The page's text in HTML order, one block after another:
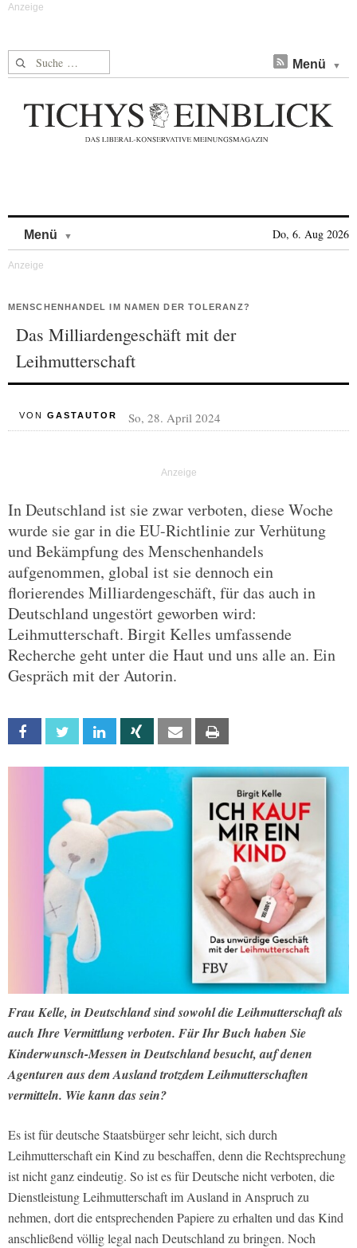
Suche nach: Menü
Menü Do, 6. Aug 2026
MENSCHENHANDEL IM NAMEN DER TOLERANZ?
Das Milliardengeschäft mit der
Leihmutterschaft
VON GASTAUTOR So, 28. April 2024
In Deutschland ist sie zwar verboten, diese Woche
wurde sie gar in die EU-Richtlinie zur Verhütung
und Bekämpfung des Menschenhandels
aufgenommen, global ist sie dennoch ein
florierendes Milliardengeschäft, für das auch in
Deutschland ungestört geworben wird:
Leihmutterschaft. Birgit Kelles umfassende
Recherche geht unter die Haut und uns alle an. Ein
Gespräch mit der Autorin.
Facebook Twitter Linkedin Xing Email
Frau Kelle, in Deutschland sind sowohl die Leihmutterschaft als
auch Ihre Vermittlung verboten. Für Ihr Buch haben Sie
Kinderwunsch-Messen in Deutschland besucht, auf denen
Agenturen aus dem Ausland trotzdem Leihmutterschaften
vermitteln. Wie kann das sein?
Es ist für deutsche Staatsbürger sehr leicht, sich durch
Leihmutterschaft ein Kind zu beschaffen, denn die Rechtsprechung
ist nicht ganz eindeutig. So ist es für Deutsche nicht verboten, die
Dienstleistung Leihmutterschaft im Ausland in Anspruch zu
nehmen, dort die entsprechenden Papiere zu erhalten und das Kind
anschließend völlig legal nach Deutschland zu bringen. Noch